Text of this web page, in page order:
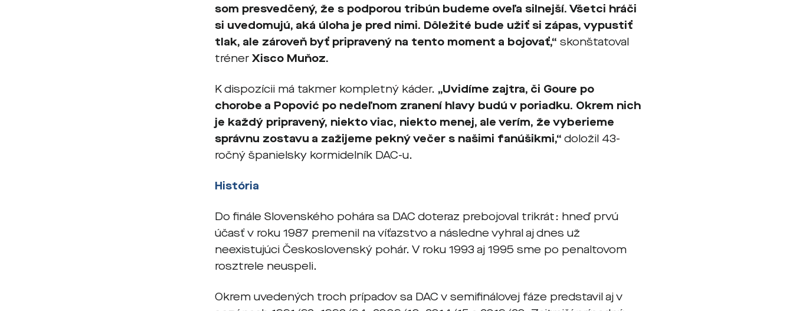
som presvedčený, že s podporou tribún budeme oveľa silnejší. Všetci hráči
si uvedomujú, aká úloha je pred nimi. Dôležité bude užiť si zápas, vypustiť
tlak, ale zároveň byť pripravený na tento moment a bojovať,“skonštatoval
trénerXisco Muňoz.
K dispozícii má takmer kompletný káder. „Uvidíme zajtra, či Goure po
chorobe a Popović po nedeľnom zranení hlavy budú v poriadku. Okrem nich
je každý pripravený, niekto viac, niekto menej, ale verím, že vyberieme
správnu zostavu a zažijeme pekný večer s našimi fanúšikmi,“ doložil 43-
ročný španielsky kormidelník DAC-u.
História
Do finále Slovenského pohára sa DAC doteraz prebojoval trikrát: hneď prvú
účasť v roku 1987 premenil na víťazstvo a následne vyhral aj dnes už
neexistujúci Československý pohár. V roku 1993 aj 1995 sme po penaltovom
rosztrele neuspeli.
Okrem uvedených troch prípadov sa DAC v semifinálovej fáze predstavil aj v